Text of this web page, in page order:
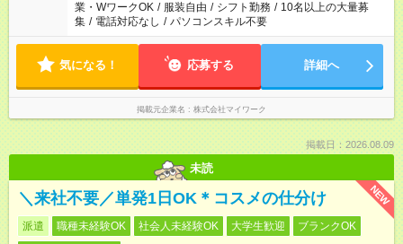
業・WワークOK / 服装自由 / シフト勤務 / 10名以上の大量募
集 / 電話対応なし / パソコンスキル不要
気になる！ 応募する 詳細へ
掲載元企業名 株式会社マイワーク
掲載日：2026.08.09
未読
NEW
＼来社不要／単発1日OK＊コスメの仕分け
派遣 職種未経験OK 社会人未経験OK 大学生歓迎
ブランクOK